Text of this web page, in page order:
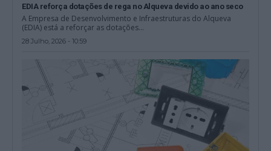
EDIA reforça dotações de rega no Alqueva devido ao ano seco
A Empresa de Desenvolvimento e Infraestruturas do Alqueva
(EDIA) está a reforçar as dotações...
28 Julho, 2026 - 10:59